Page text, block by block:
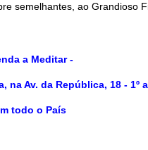
semelhantes, ao Grandioso
a Meditar -
na Av. da República, 18 - 1º
todo o País